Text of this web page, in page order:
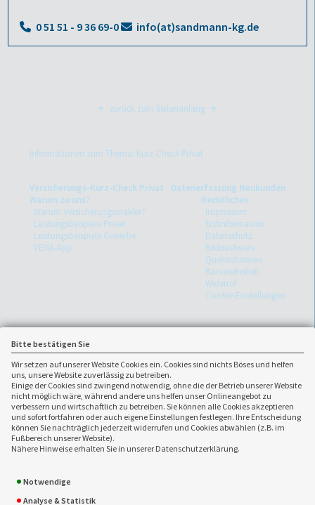
Bitte bestätigen Sie
Wir setzen auf unserer Website Cookies ein. Cookies sind nichts Böses und helfen
uns, unsere Website zuverlässig zu betreiben.
Einige der Cookies sind zwingend notwendig, ohne die der Betrieb unserer Website
nicht möglich wäre, während andere uns helfen unser Onlineangebot zu
verbessern und wirtschaftlich zu betreiben. Sie können alle Cookies akzeptieren
und sofort fortfahren oder auch eigene Einstellungen festlegen. Ihre Entscheidung
können Sie nachträglich jederzeit widerrufen und Cookies abwählen (z.B. im
Fußbereich unserer Website).
Nähere Hinweise erhalten Sie in unserer Datenschutzerklärung.
Notwendige
Analyse & Statistik
0 51 51 - 9 36 69-0 info(at)sandmann-kg.de
zurück zum Seitenanfang
Informationen zum Thema: Kurz-Check Privat
Versicherungs-Kurz-Check Privat
Datenerfassung Neukunden
Warum zu uns?
Warum Versicherungsmakler?
Leistungsbeispiele Privat
Leistungsbeispiele Gewerbe
VEMA-App
Rechtliches
Impressum
Erstinformation
Datenschutz
Bildnachweis
Quellenhinweis
Barrierefreiheit
Widerruf
Cookie-Einstellungen
Ansprechpartner:
Sandmann KG
Erichstraße 15 a